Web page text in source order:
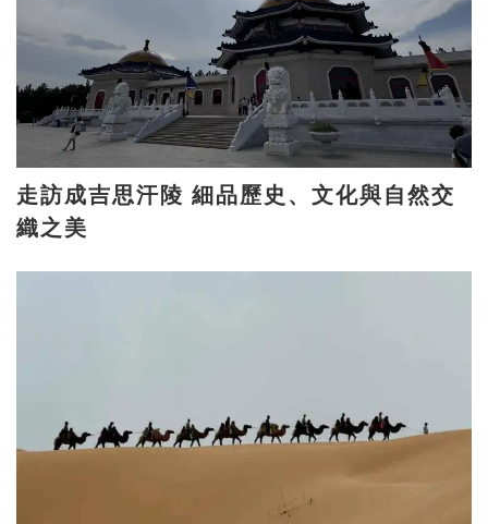
走訪成吉思汗陵 細品歷史、文化與自然交
織之美